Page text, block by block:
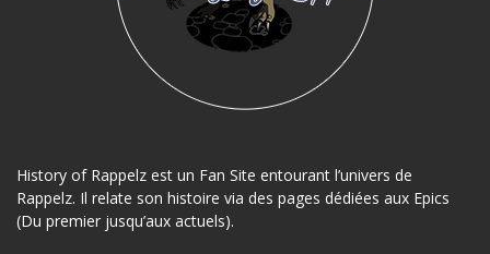
History of Rappelz est un Fan Site entourant l’univers de
Rappelz. Il relate son histoire via des pages dédiées aux Epics
(Du premier jusqu’aux actuels).